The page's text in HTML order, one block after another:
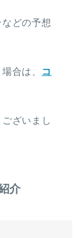
などの予想
合は、
コ
ざいまし
介